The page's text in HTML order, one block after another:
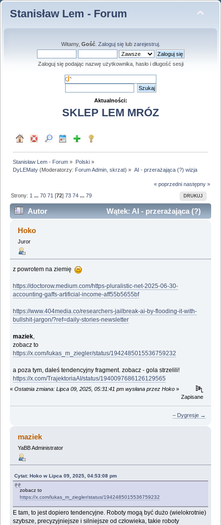
Stanisław Lem - Forum
Witamy, Gość. Zaloguj sięlub zarejestruj.
Zaloguj się podając nazwę użytkownika, hasło i długość sesji
Aktualności:
SKLEP LEM MRÓZ
Stanisław Lem - Forum » Polski»
DyLEMaty (Moderatorzy: Forum Admin ,skrzat) » AI - przerażająca (?) wizja
« poprzedni następny »
DRUKUJ
Strony: 1 ...70 71 [72]73 74 ...79
Autor
Wątek: AI - przerażająca (?)
wizja (Przeczytany 1579351 razy)
Hoko
Juror
z powrotem na ziemię
https://doctorow.medium.com/https-pluralistic-net-2025-06-30-
accounting-gaffs-artificial-income-aff55b5655bf
https://www.404media.co/researchers-jailbreak-ai-by-flooding-it-with-
bullshit-jargon/?ref=daily-stories-newsletter
maziek,
zobacz to
https://x.com/lukas_m_ziegler/status/1942485015536759232
a poza tym, dałeś tendencyjny fragment. zobacz - gola strzelili!
https://x.com/TrajektoriaAI/status/1940097686126129565
« Ostatnia zmiana: Lipca 09, 2025, 05:31:41 pm wysłana przez Hoko »
Zapisane
– Dygresje →
maziek
YaBB Administrator
Cytat: Hoko w Lipca 09, 2025, 04:53:08 pm
zobacz to
https://x.com/lukas_m_ziegler/status/1942485015536759232
E tam, to jest dopiero tendencyjne. Roboty mogą być dużo (wielokrotnie)
szybsze, precyzyjniejsze i silniejsze od człowieka, takie roboty